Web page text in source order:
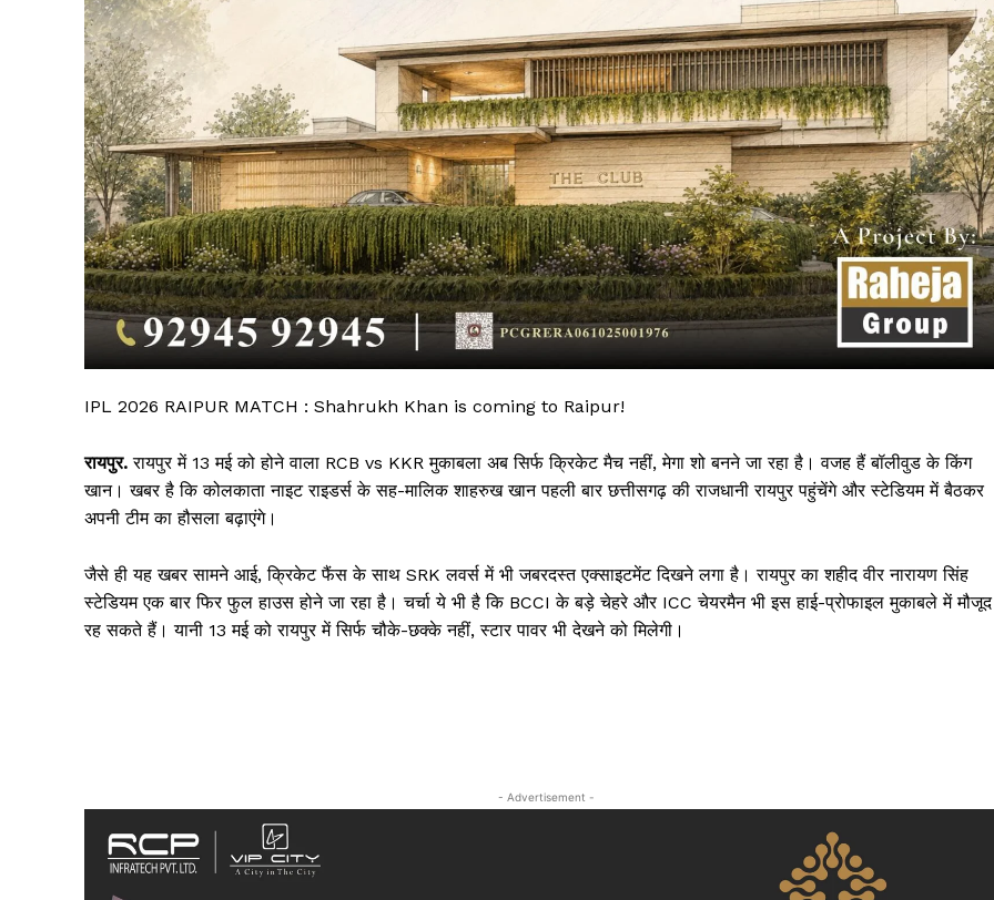
सिर्फ सच !!!
IPL 2026 RAIPUR MATCH : Shahrukh Khan is coming to Raipur!
रायपुर. रायपुर में 13 मई को होने वाला RCB vs KKR मुकाबला अब सिर्फ क्रिकेट मैच नहीं, मेगा शो बनने जा रहा है। वजह हैं बॉलीवुड के किंग
खान। खबर है कि कोलकाता नाइट राइडर्स के सह-मालिक शाहरुख खान पहली बार छत्तीसगढ़ की राजधानी रायपुर पहुंचेंगे और स्टेडियम में बैठकर
अपनी टीम का हौसला बढ़ाएंगे।
जैसे ही यह खबर सामने आई, क्रिकेट फैंस के साथ SRK लवर्स में भी जबरदस्त एक्साइटमेंट दिखने लगा है। रायपुर का शहीद वीर नारायण सिंह
स्टेडियम एक बार फिर फुल हाउस होने जा रहा है। चर्चा ये भी है कि BCCI के बड़े चेहरे और ICC चेयरमैन भी इस हाई-प्रोफाइल मुकाबले में मौजूद
रह सकते हैं। यानी 13 मई को रायपुर में सिर्फ चौके-छक्के नहीं, स्टार पावर भी देखने को मिलेगी।
- Advertisement -